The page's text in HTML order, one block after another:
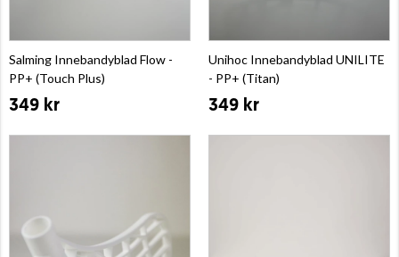
Salming Innebandyblad Flow -
PP+ (Touch Plus)
349 kr
Unihoc Innebandyblad UNILITE
- PP+ (Titan)
349 kr